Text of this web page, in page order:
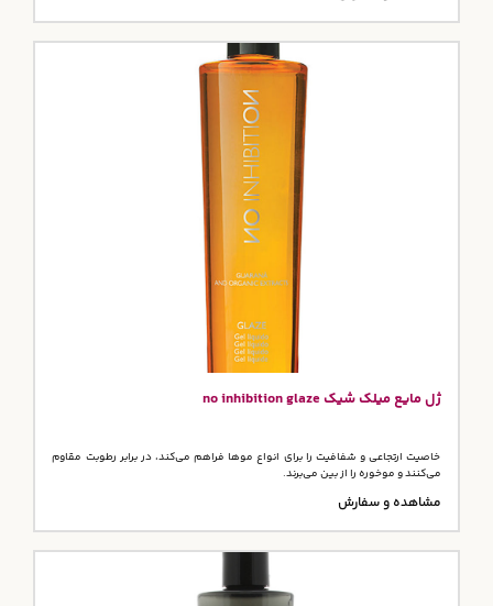
ژل مایع میلک شیک no inhibition glaze
خاصیت ارتجاعی و شفافیت را برای انواع موها فراهم می‌کند، در برابر رطوبت مقاوم
می‌کنند و موخوره را از بین می‌برند.
مشاهده و سفارش